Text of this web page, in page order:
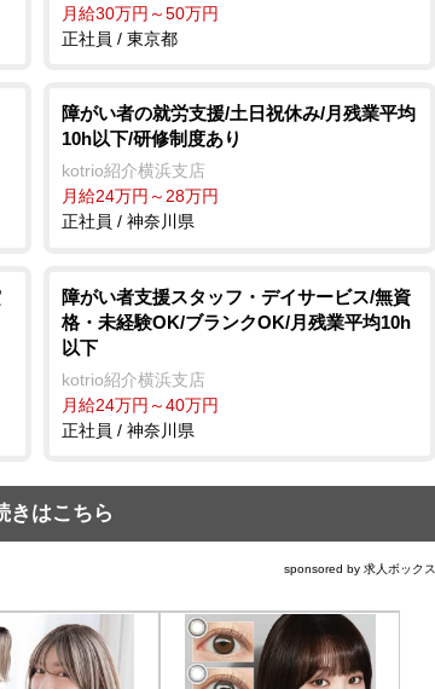
月給30万円～50万円
正社員 / 東京都
障がい者の就労支援/土日祝休み/月残業平均
10h以下/研修制度あり
kotrio紹介横浜支店
月給24万円～28万円
正社員 / 神奈川県
障がい者支援スタッフ・デイサービス/無資
格・未経験OK/ブランクOK/月残業平均10h
以下
kotrio紹介横浜支店
月給24万円～40万円
正社員 / 神奈川県
きはこちら
sponsored by 求人ボックス